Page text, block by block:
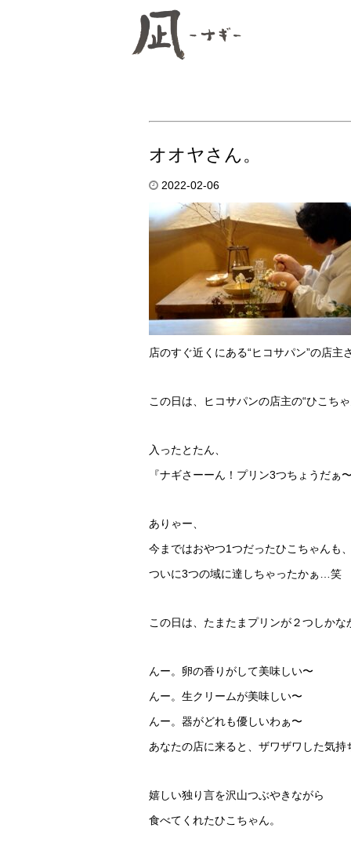
オオヤさん。
2022-02-06
店のすぐ近くにある“ヒコサパン”の店
この日は、ヒコサパンの店主の“ひこち
入ったとたん、
『ナギさーーん！プリン3つちょうだぁ
ありゃー、
今まではおやつ1つだったひこちゃんも
ついに3つの域に達しちゃったかぁ…笑
この日は、たまたまプリンが２つしか
んー。卵の香りがして美味しい〜
んー。生クリームが美味しい〜
んー。器がどれも優しいわぁ〜
あなたの店に来ると、ザワザワした気
嬉しい独り言を沢山つぶやきながら
食べてくれたひこちゃん。